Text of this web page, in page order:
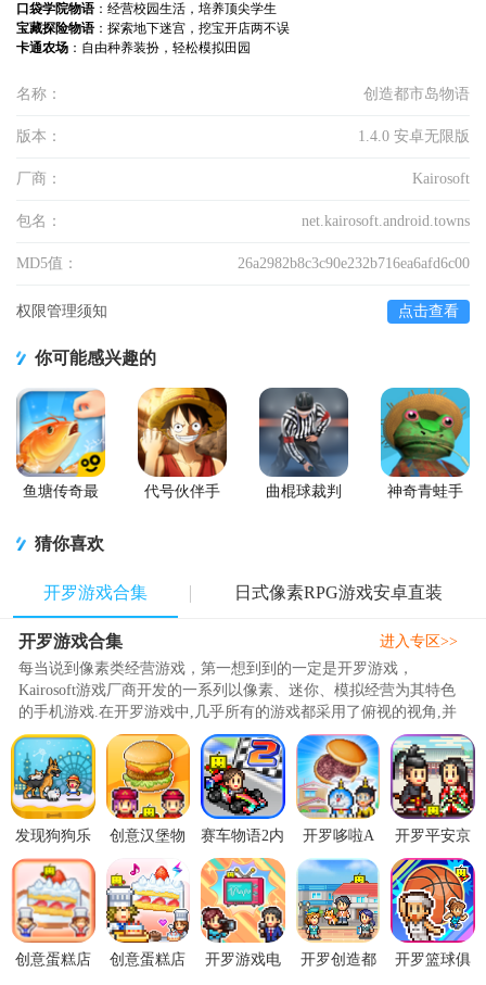
口袋学院物语 ：经营校园生活，培养顶尖学生
宝藏探险物语 ：探索地下迷宫，挖宝开店两不误
卡通农场 ：自由种养装扮，轻松模拟田园
名称： 创造都市岛物语
版本： 1.4.0 安卓无限版
厂商： Kairosoft
包名： net.kairosoft.android.towns
MD5值： 26a2982b8c3c90e232b716ea6afd6c00
权限管理须知 点击查看
你可能感兴趣的
鱼塘传奇最
代号伙伴手
曲棍球裁判
神奇青蛙手
猜你喜欢
开罗游戏合集 日式像素RPG游戏安卓直装
开罗游戏合集
每当说到像素类经营游戏，第一想到到的一定是开罗游戏，
Kairosoft游戏厂商开发的一系列以像素、迷你、模拟经营为其特色
的手机游戏.在开罗游戏中,几乎所有的游戏都采用了俯视的视角,并
且大多数游戏还可以进行放大画面的操作,同时在游戏中达到规定的
年限时一部分的能力和要素可以继承到次回游戏中(强力二周目).让
玩家即便在游戏后期依旧可以感受到极具乐趣的游戏体验。..
进入专区>>
发现狗狗乐
园折相思版
v3.00 最新
版
创意汉堡物
语折相思内
置菜单
v1.4.7 安卓
版
赛车物语2内
置作弊菜单
最新版v
2.6.8 最新版
开罗哆啦A
梦的铜锣烧
店物语游戏
v1.0.7 最新
版
开罗平安京
物语游戏最
新版v1.2.0
官方正版
创意蛋糕店
创意蛋糕店
开罗游戏电
开罗创造都
开罗篮球俱